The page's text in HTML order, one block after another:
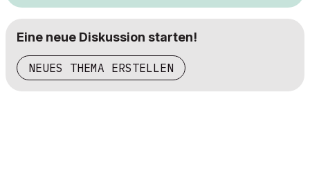
Eine neue Diskussion starten!
NEUES THEMA ERSTELLEN